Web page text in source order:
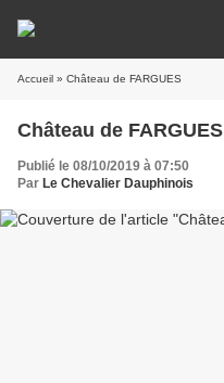
Accueil » Château de FARGUES
Château de FARGUES
Publié le 08/10/2019 à 07:50
Par Le Chevalier Dauphinois